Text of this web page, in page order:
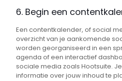
6. Begin een
Een contentkalender, of social
overzicht van je aankomende
worden georganiseerd in een
agenda of een interactief
sociale media zoals Hootsuite.
informatie over jouw inhoud te